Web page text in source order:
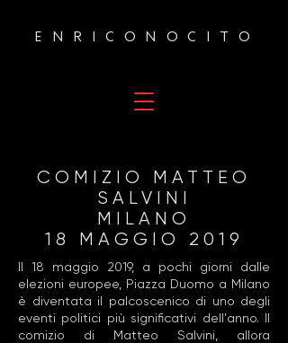
ENRICO NOCITO
COMIZIO MATTEO
SALVINI
MILANO
18 MAGGIO 2019
Il 18 maggio 2019, a pochi giorni dalle
elezioni europee, Piazza Duomo a Milano
è diventata il palcoscenico di uno degli
eventi politici più significativi dell'anno. Il
comizio di Matteo Salvini, allora